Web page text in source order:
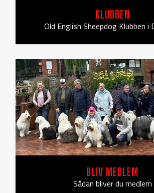
KLUBBEN
Old English Sheepdog Klubben i
BLIV MEDLEM
Sådan bliver du medlem